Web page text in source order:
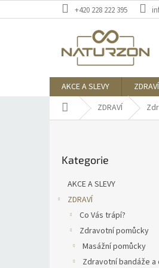
na
+420 228 222 395
AKCE A SLEVY ZDRAVÍ
Domů ZDRAVÍ
kategorie
Kategorie
AKCE A SLEVY
ZDRAVÍ
Co Vás trápí?
Zdravotní pomůcky
Masážní pomůcky
Zdravotní bandáže